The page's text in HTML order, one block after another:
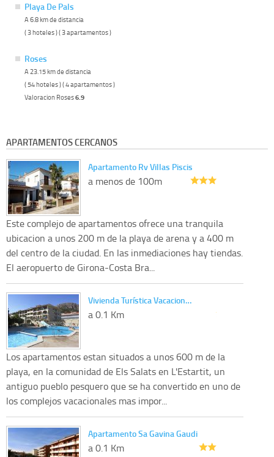
Playa De Pals
A 6.8 km de distancia
( 3 hoteles ) ( 3 apartamentos )
Roses
A 23.15 km de distancia
( 54 hoteles ) ( 4 apartamentos )
Valoracion Roses6.9
APARTAMENTOS CERCANOS
Apartamento Rv Villas Piscis
a menos de 100m
Este complejo de apartamentos ofrece una tranquila
ubicacion a unos 200 m de la playa de arena y a 400 m
del centro de la ciudad. En las inmediaciones hay tiendas.
El aeropuerto de Girona-Costa Bra...
Vivienda Turística Vacacion…
a 0.1 Km
Los apartamentos estan situados a unos 600 m de la
playa, en la comunidad de Els Salats en L'Estartit, un
antiguo pueblo pesquero que se ha convertido en uno de
los complejos vacacionales mas impor...
Apartamento Sa Gavina Gaudi
a 0.1 Km